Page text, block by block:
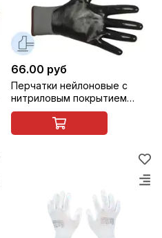
66.00 руб
Перчатки нейлоновые с
нитриловым покрытием
TOPFORT НН01